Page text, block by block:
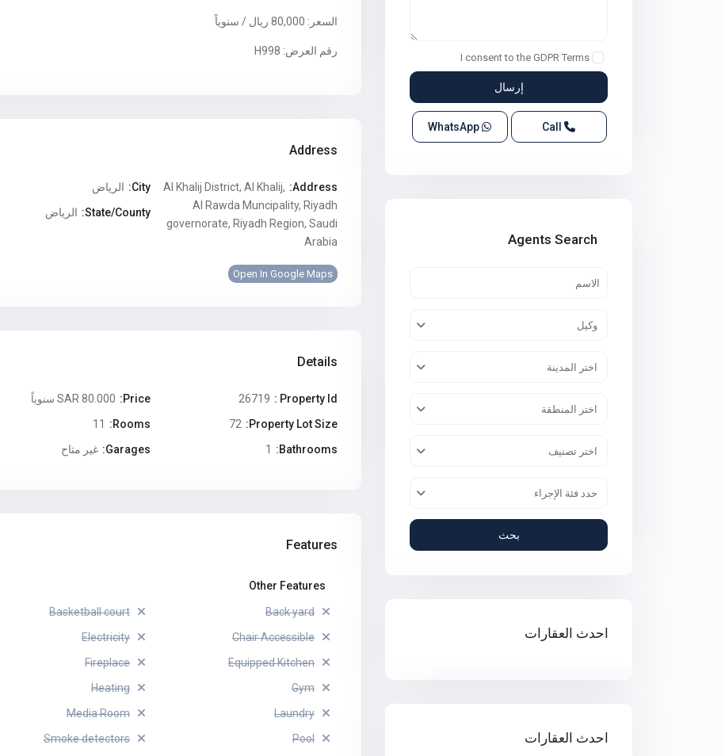
السعر: 80,000 ريال / سنوياً
رقم العرض: H998
Address
Address:
Al Khalij District, Al Khalij,
Al Rawda Muncipality, Riyadh
governorate, Riyadh Region, Saudi
Arabia
City: الرياض
State/County:
الرياض
Open In Google Maps
Details
Property Id :
26719
Price:
80.000 SAR سنوياً
Property Lot Size:
72
Rooms:
11
Bathrooms:
1
Garages: غير متاح
Features
Other Features
Back yard
Basketball court
Chair Accessible
Electricity
Equipped Kitchen
Fireplace
Gym
Heating
Laundry
Media Room
Pool
Smoke detectors
I consent to the GDPR Terms
Call
WhatsApp
Agents Search
وكيل
اختر المدينة
اختر المنطقة
اختر تصنيف
حدد فئة الإجراء
بحث
احدث العقارات
احدث العقارات